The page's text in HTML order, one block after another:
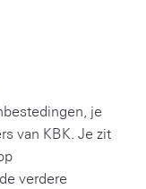
je
van KBK. Je zit
verdere